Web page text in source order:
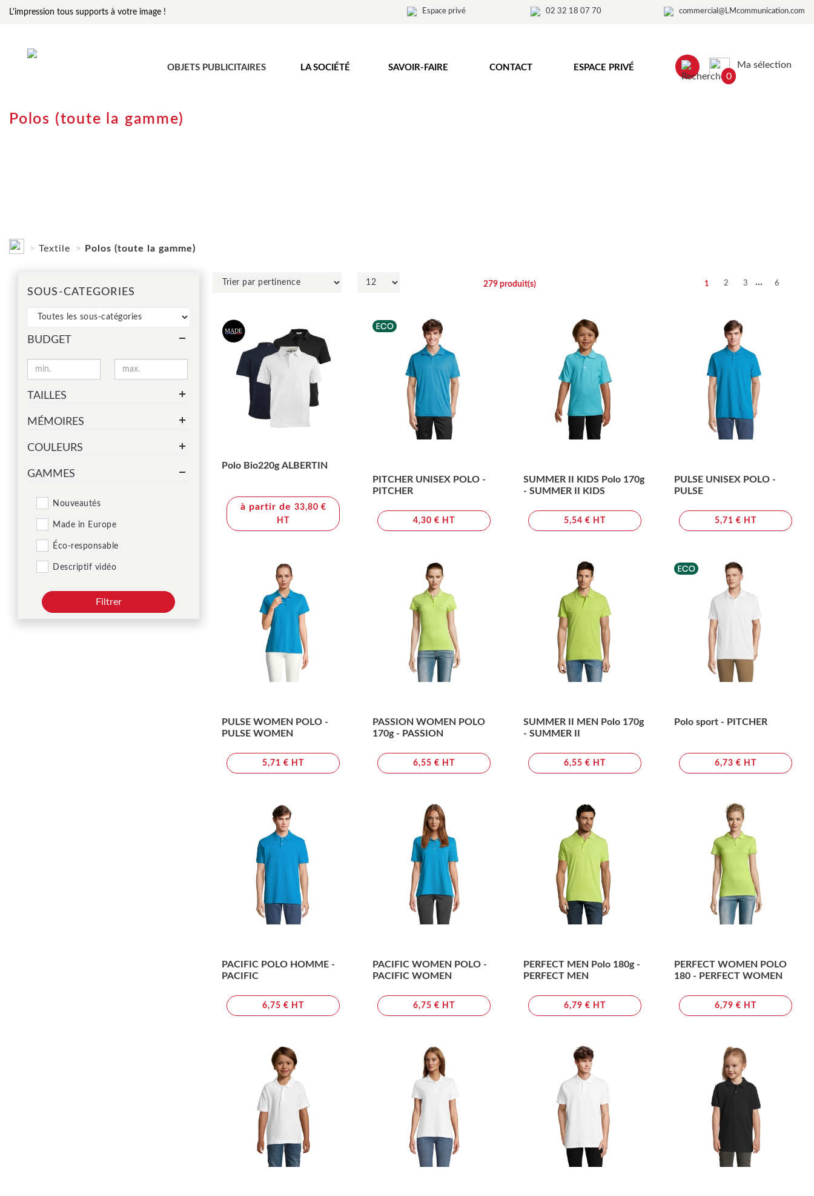
L'impression tous supports à votre image ! Espace privé 02 32 18 07 70 commercial@LMcommunication.com
OBJETS PUBLICITAIRES LA SOCIÉTÉ SAVOIR-FAIRE CONTACT ESPACE PRIVÉ
0
Ma sélection
Polos (toute la gamme)
Textile Polos (toute la gamme)
SOUS-CATEGORIES
BUDGET
TAILLES
MÉMOIRES
COULEURS
GAMMES
Nouveautés
Made in Europe
Éco-responsable
Descriptif vidéo
Filtrer
279produit(s) 1 2 3 ... 6
Polo Bio220g ALBERTIN
à partir de 33,80 €
HT
PITCHER UNISEX POLO -
PITCHER
4,30 € HT
SUMMER II KIDS Polo 170g
- SUMMER II KIDS
5,54 € HT
PULSE UNISEX POLO -
PULSE
5,71 € HT
PULSE WOMEN POLO -
PULSE WOMEN
5,71 € HT
PASSION WOMEN POLO
170g - PASSION
6,55 € HT
SUMMER II MEN Polo 170g
- SUMMER II
6,55 € HT
Polo sport - PITCHER
6,73 € HT
PACIFIC POLO HOMME -
PACIFIC
6,75 € HT
PACIFIC WOMEN POLO -
PACIFIC WOMEN
6,75 € HT
PERFECT MEN Polo 180g -
PERFECT MEN
6,79 € HT
PERFECT WOMEN POLO
180 - PERFECT WOMEN
6,79 € HT